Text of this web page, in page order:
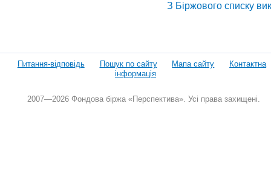
З Біржового списку
Питання-відповідь Пошук по сайту Мапа сайту
Контактна
інформація
2007—2026 Фондова біржа «Перспектива». Усі права захищені.